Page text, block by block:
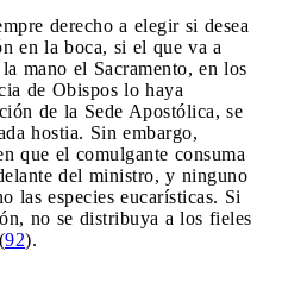
derecho a elegir si desea
en la boca, si el que va a
mano el Sacramento, en los
de Obispos lo haya
de la Sede Apostólica, se
hostia. Sin embargo,
que el comulgante consuma
del ministro, y ninguno
las especies eucarísticas. Si
no se distribuya a los fieles
92).